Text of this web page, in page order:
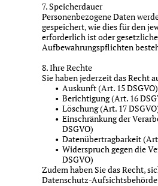
7. Speicherdauer
Personenbezogene Daten
gespeichert, wie dies für den
erforderlich ist oder gesetzliche
Aufbewahrungspflichten
8. Ihre Rechte
Sie haben jederzeit das Recht
Auskunft (Art. 15 DSGVO)
Berichtigung (Art. 16
Löschung (Art. 17
Einschränkung der
DSGVO)
Datenübertragbarkeit
Widerspruch gegen die
DSGVO)
Zudem haben Sie das Recht,
Datenschutz-